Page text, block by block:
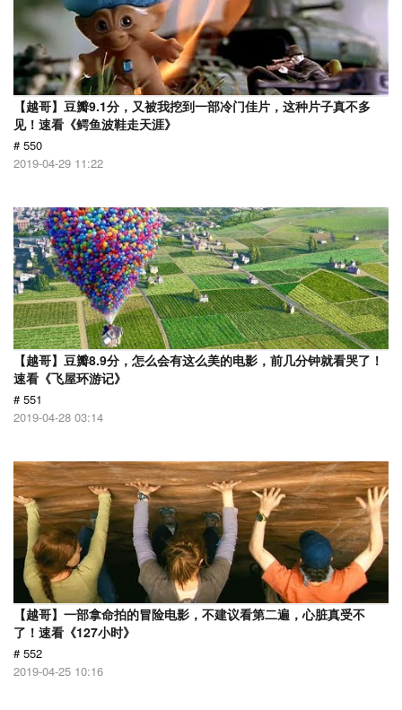
【越哥】豆瓣9.1分，又被我挖到一部冷门佳片，这种片子真不多
见！速看《鳄鱼波鞋走天涯》
# 550
2019-04-29 11:22
【越哥】豆瓣8.9分，怎么会有这么美的电影，前几分钟就看哭了！
速看《飞屋环游记》
# 551
2019-04-28 03:14
【越哥】一部拿命拍的冒险电影，不建议看第二遍，心脏真受不
了！速看《127小时》
# 552
2019-04-25 10:16